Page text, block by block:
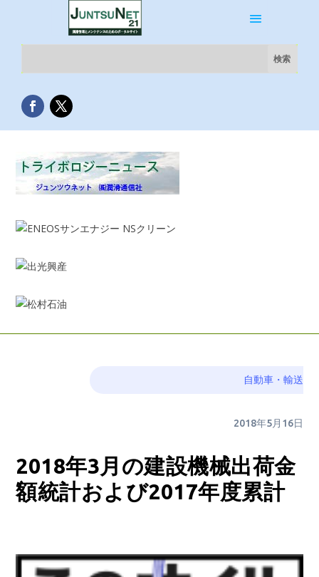
自動車・輸送
2018年5月16日
2018年3月の建設機械出荷金
額統計および2017年度累計